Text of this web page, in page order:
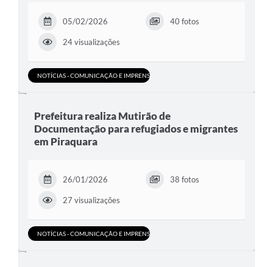
05/02/2026 40 fotos
24 visualizações
NOTÍCIAS - COMUNICAÇÃO E IMPRENSA
Prefeitura realiza Mutirão de
Documentação para refugiados e migrantes
em Piraquara
26/01/2026 38 fotos
27 visualizações
NOTÍCIAS - COMUNICAÇÃO E IMPRENSA